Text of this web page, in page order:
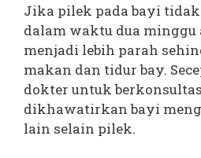
Jika pilek pada bayi tidak
dalam waktu dua
menjadi lebih parah
makan dan tidur bay.
dokter untuk
dikhawatirkan bayi
lain selain pilek.